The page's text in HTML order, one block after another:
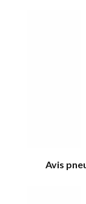
Avis